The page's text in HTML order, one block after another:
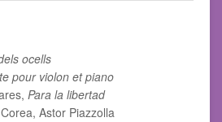
ocells
pour violon et piano
Para la libertad
Astor Piazzolla